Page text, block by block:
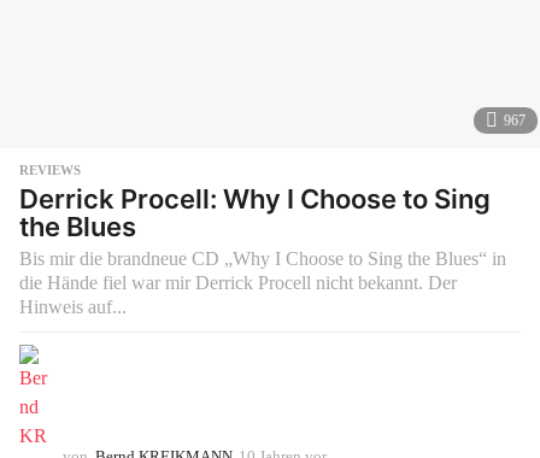
967
REVIEWS
Derrick Procell: Why I Choose to Sing
the Blues
Bis mir die brandneue CD „Why I Choose to Sing the Blues“ in
die Hände fiel war mir Derrick Procell nicht bekannt. Der
Hinweis auf...